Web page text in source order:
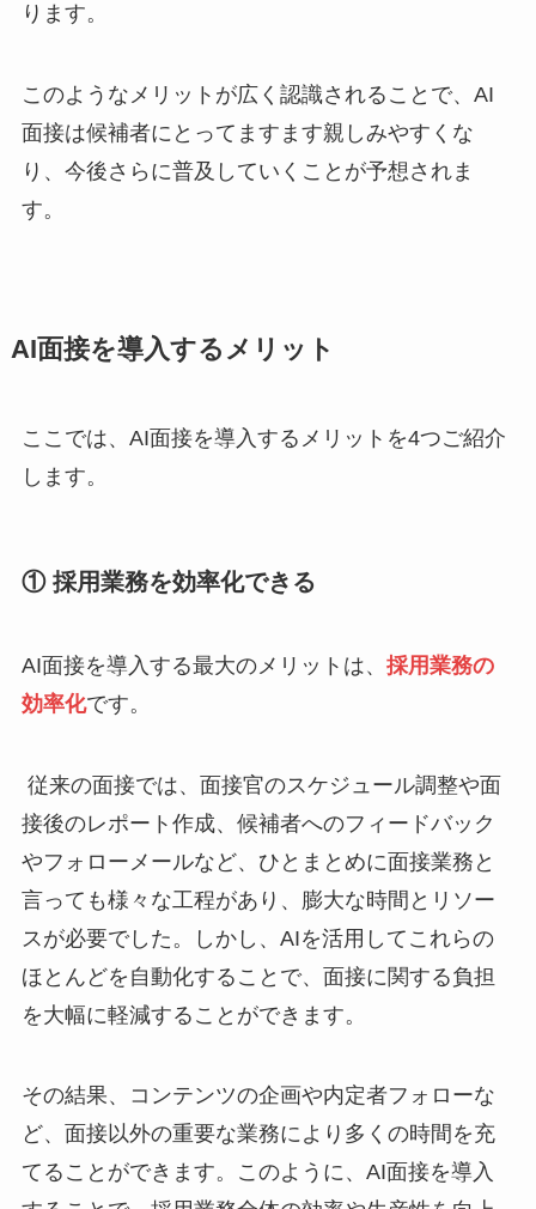
ります。
このようなメリットが広く認識されることで、AI
面接は候補者にとってますます親しみやすくな
り、今後さらに普及していくことが予想されま
す。
AI面接を導入するメリット
ここでは、AI面接を導入するメリットを4つご紹介
します。
① 採用業務を効率化できる
AI面接を導入する最大のメリットは、 採用業務の
効率化です。
従来の面接では、面接官のスケジュール調整や面
接後のレポート作成、候補者へのフィードバック
やフォローメールなど、ひとまとめに面接業務と
言っても様々な工程があり、膨大な時間とリソー
スが必要でした。しかし、AIを活用してこれらの
ほとんどを自動化することで、面接に関する負担
を大幅に軽減することができます。
その結果、コンテンツの企画や内定者フォローな
ど、面接以外の重要な業務により多くの時間を充
てることができます。このように、AI面接を導入